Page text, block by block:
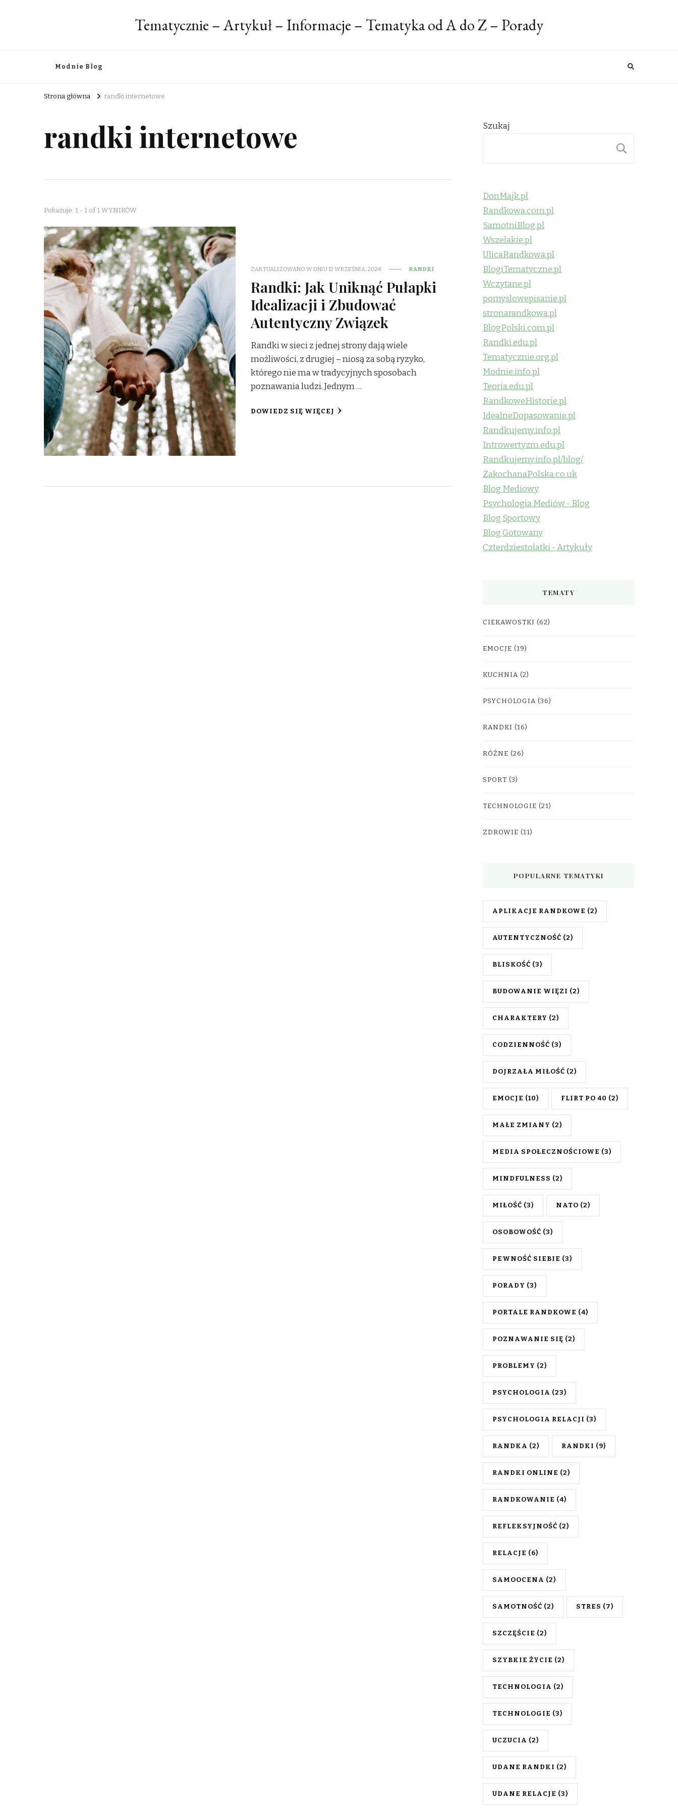
Tematycznie – Artykuł – Informacje – Tematyka od A do Z – Porady
Modnie Blog
Strona główna randki internetowe
randki internetowe
Pokazuje: 1 - 1 of 1 WYNIKÓW
ZAKTUALIZOWANO W DNIU12 WRZEŚNIA, 2024 RANDKI
Randki: Jak Uniknąć Pułapki
Idealizacji i Zbudować
Autentyczny Związek
Randki w sieci z jednej strony dają wiele
możliwości, z drugiej – niosą za sobą ryzyko,
którego nie ma w tradycyjnych sposobach
poznawania ludzi. Jednym …
DOWIEDZ SIĘ WIĘCEJ
Szukaj
DonMajk.pl
Randkowa.com.pl
SamotniBlog.pl
Wszelakie.pl
UlicaRandkowa.pl
BlogiTematyczne.pl
Wczytane.pl
pomyslowepisanie.pl
stronarandkowa.pl
BlogPolski.com.pl
Randki.edu.pl
Tematycznie.org.pl
Modnie.info.pl
Teoria.edu.pl
RandkoweHistorie.pl
IdealneDopasowanie.pl
Randkujemy.info.pl
Introwertyzm.edu.pl
Randkujemy.info.pl/blog/
ZakochanaPolska.co.uk
Blog Mediowy
Psychologia Mediów - Blog
Blog Sportowy
Blog Gotowany
Czterdziestolatki - Artykuły
TEMATY
CIEKAWOSTKI (62)
EMOCJE (19)
KUCHNIA (2)
PSYCHOLOGIA (36)
RANDKI (16)
RÓŻNE (26)
SPORT (3)
TECHNOLOGIE (21)
ZDROWIE (11)
POPULARNE TEMATYKI
APLIKACJE RANDKOWE (2)
AUTENTYCZNOŚĆ (2)
BLISKOŚĆ (3)
BUDOWANIE WIĘZI (2)
CHARAKTERY (2)
CODZIENNOŚĆ (3)
DOJRZAŁA MIŁOŚĆ (2)
EMOCJE (10) FLIRT PO 40 (2)
MAŁE ZMIANY (2)
MEDIA SPOŁECZNOŚCIOWE (3)
MINDFULNESS (2)
MIŁOŚĆ (3) NATO (2)
OSOBOWOŚĆ (3)
PEWNOŚĆ SIEBIE (3)
PORADY (3)
PORTALE RANDKOWE (4)
POZNAWANIE SIĘ (2)
PROBLEMY (2)
PSYCHOLOGIA (23)
PSYCHOLOGIA RELACJI (3)
RANDKA (2) RANDKI (9)
RANDKI ONLINE (2)
RANDKOWANIE (4)
REFLEKSYJNOŚĆ (2)
RELACJE (6)
SAMOOCENA (2)
SAMOTNOŚĆ (2) STRES (7)
SZCZĘŚCIE (2)
SZYBKIE ŻYCIE (2)
TECHNOLOGIA (2)
TECHNOLOGIE (3)
UCZUCIA (2)
UDANE RANDKI (2)
UDANE RELACJE (3)